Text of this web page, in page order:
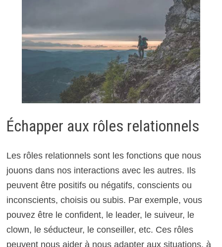
Échapper aux rôles relationnels
Les rôles relationnels sont les fonctions que nous
jouons dans nos interactions avec les autres. Ils
peuvent être positifs ou négatifs, conscients ou
inconscients, choisis ou subis. Par exemple, vous
pouvez être le confident, le leader, le suiveur, le
clown, le séducteur, le conseiller, etc. Ces rôles
peuvent nous aider à nous adapter aux situations, à